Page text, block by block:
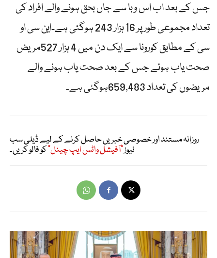
جس کے بعد اب اس وبا سے جاں بحق ہونے والے افراد کی
تعداد مجموعی طور پر 16 ہزار 243 ہوگئی ہے۔این سی او
سی کے مطابق کورونا سے ایک دن میں 4 ہزار 527مریض
صحت یاب ہوئے جس کے بعد صحت یاب ہونے والے
مریضوں کی تعداد 659,483ہوگئی ہے۔
روزانہ مستند اور خصوصی خبریں حاصل کرنے کے لیے ڈیلی سب
نیوز"آفیشل واٹس ایپ چینل"کو فالو کریں۔